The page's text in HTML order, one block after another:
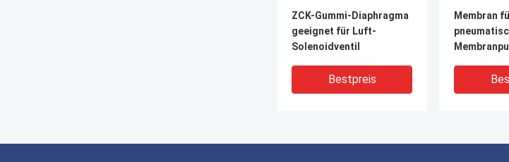
ZCK-Gummi-Diaphragma
geeignet für Luft-
Solenoidventil
Bestpreis
Membran